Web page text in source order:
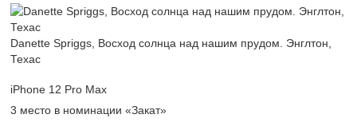
Danette Spriggs, Восход солнца над нашим прудом. Энглтон,
Техас
iPhone 12 Pro Max
3 место в номинации «Закат»